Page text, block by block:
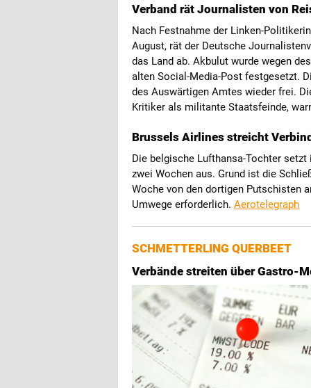
Verband rät Journalisten von
Nach Festnahme der Linken-
August, rät der Deutsche
das Land ab. Akbulut wurde wegen
alten Social-Media-Post festgesetzt.
des Auswärtigen Amtes wieder frei.
Kritiker als militante Staatsfeinde,
Brussels Airlines streicht
Die belgische Lufthansa-Tochter
zwei Wochen aus. Grund ist die
Woche von den dortigen Putschisten
Umwege erforderlich. Aerotelegraph
SCHMETTERLING QUERBEET
Verbände streiten über Gastro-